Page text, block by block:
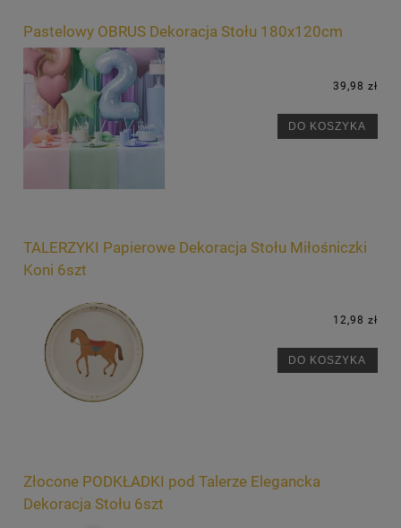
Pastelowy OBRUS Dekoracja Stołu 180x120cm
39,98 zł
DO KOSZYKA
TALERZYKI Papierowe Dekoracja Stołu Miłośniczki
Koni 6szt
12,98 zł
DO KOSZYKA
Złocone PODKŁADKI pod Talerze Elegancka
Dekoracja Stołu 6szt